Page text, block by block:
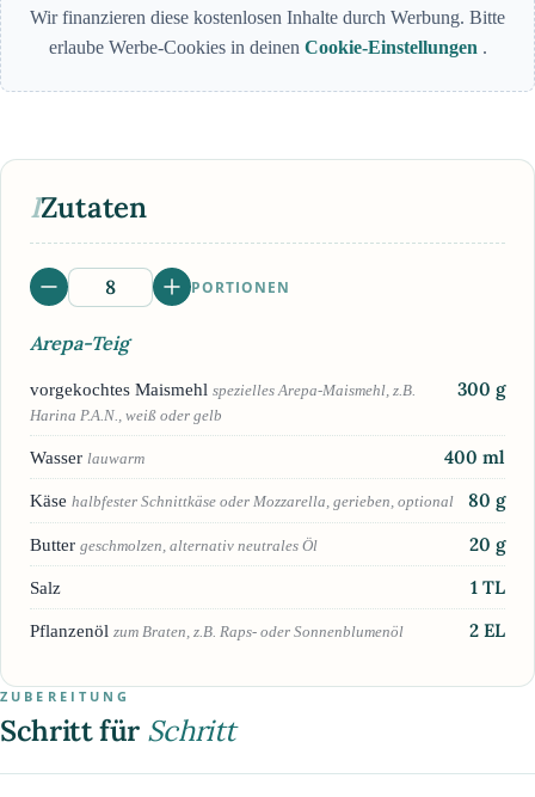
Wir finanzieren diese kostenlosen Inhalte durch Werbung. Bitte
erlaube Werbe-Cookies in deinen Cookie-Einstellungen .
IZutaten
PORTIONEN
Arepa-Teig
vorgekochtes Maismehl spezielles Arepa-Maismehl, z.B.
Harina P.A.N., weiß oder gelb
300 g
Wasser lauwarm 400 ml
Käse halbfester Schnittkäse oder Mozzarella, gerieben, optional 80 g
Butter geschmolzen, alternativ neutrales Öl 20 g
Salz 1 TL
Pflanzenöl zum Braten, z.B. Raps- oder Sonnenblumenöl 2 EL
ZUBEREITUNG
Schritt für Schritt